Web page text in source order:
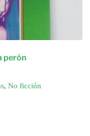
perón
, No ficción